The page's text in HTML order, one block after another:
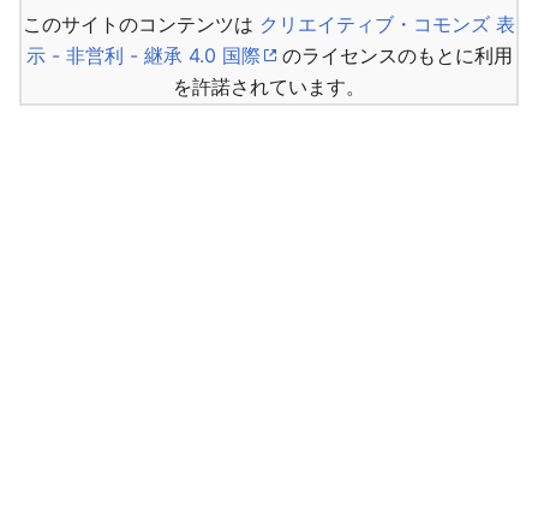
このサイトのコンテンツは クリエイティブ・コモンズ 表
示 - 非営利 - 継承 4.0 国際
のライセンスのもとに利用
を許諾されています。